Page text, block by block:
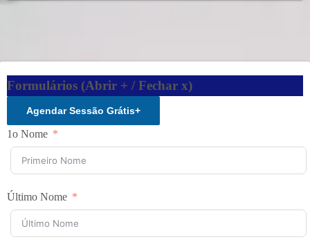
Formulários (Abrir + / Fechar x)
Agendar Sessão Grátis+
1o Nome
Último Nome